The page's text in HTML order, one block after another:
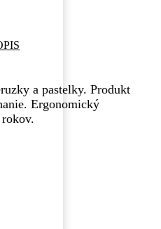
a pastelky. Produkt
Ergonomický